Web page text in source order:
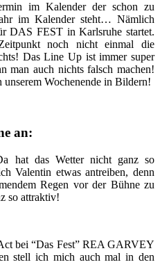
im Kalender der schon zu
im Kalender steht… Nämlich
DAS FEST in Karlsruhe startet.
noch nicht einmal die
Das Line Up ist immer super
man auch nichts falsch machen!
Wochenende in Bildern!
an:
hat das Wetter nicht ganz so
Valentin etwas antreiben, denn
Regen vor der Bühne zu
so attraktiv!
bei “Das Fest” REA GARVEY
stell ich mich auch mal in den